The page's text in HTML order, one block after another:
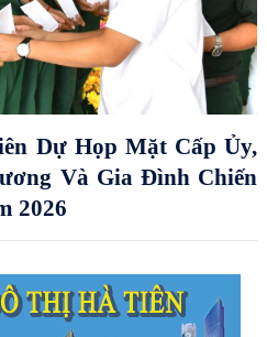
Dự Họp Mặt Cấp Ủy,
Và Gia Đình Chiến
2026